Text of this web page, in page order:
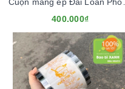
400.000₫